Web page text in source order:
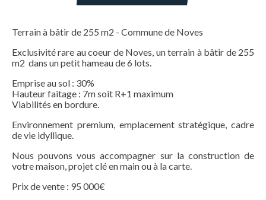
Terrain à bâtir de 255 m2 - Commune de Noves
Exclusivité rare au coeur de Noves, un terrain à bâtir de 255
m2 dans un petit hameau de 6 lots.
Emprise au sol : 30%
Hauteur faitage : 7m soit R+1 maximum
Viabilités en bordure.
Environnement premium, emplacement stratégique, cadre
de vie idyllique.
Nous pouvons vous accompagner sur la construction de
votre maison, projet clé en main ou à la carte.
Prix de vente : 95 000€